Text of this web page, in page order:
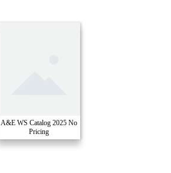
A&E WS Catalog 2025 No
Pricing